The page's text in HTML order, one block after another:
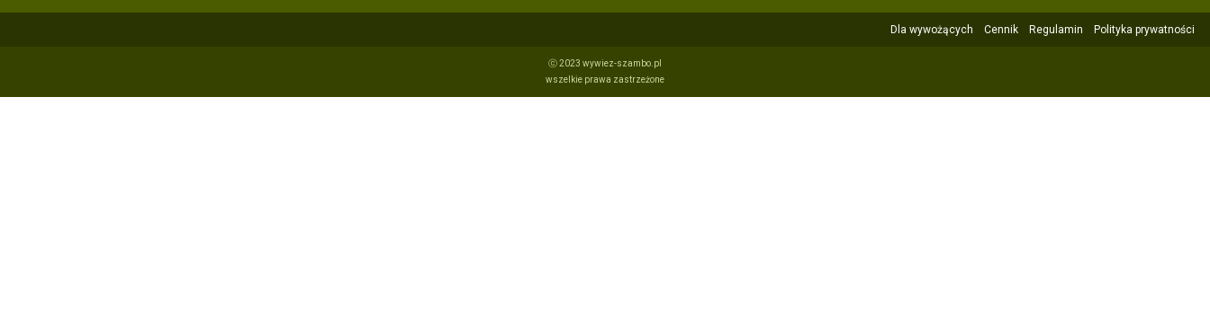
Dla wywożących Cennik Regulamin Polityka prywatności
ⓒ 2023 wywiez-szambo.pl
wszelkie prawa zastrzeżone